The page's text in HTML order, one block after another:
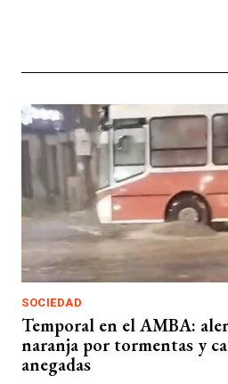
SOCIEDAD
Temporal en el AMBA:
naranja por tormentas y
anegadas